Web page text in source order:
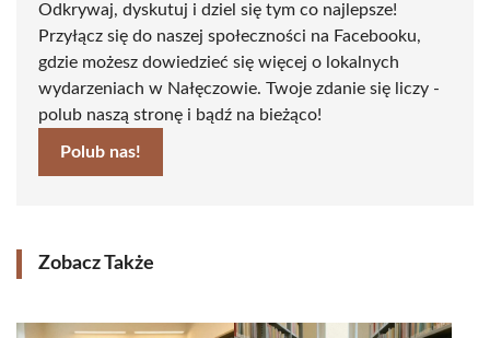
Odkrywaj, dyskutuj i dziel się tym co najlepsze!
Przyłącz się do naszej społeczności na Facebooku,
gdzie możesz dowiedzieć się więcej o lokalnych
wydarzeniach w Nałęczowie. Twoje zdanie się liczy -
polub naszą stronę i bądź na bieżąco!
Polub nas!
Zobacz Także